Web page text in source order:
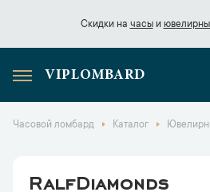
Скидки на часыи
Скидки начасы
VIPLOMBARD
Часовой ломбард Каталог
RalfDiamonds